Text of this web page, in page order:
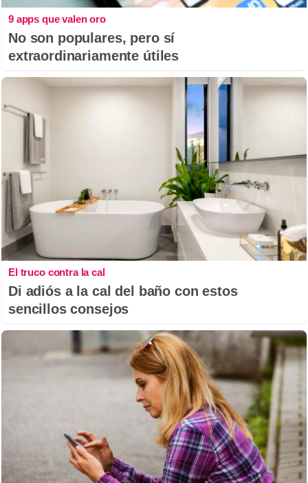
9 apps que valen oro
No son populares, pero sí
extraordinariamente útiles
El truco contra la cal
Di adiós a la cal del baño con estos
sencillos consejos